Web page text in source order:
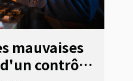
mauvaises
contrôle